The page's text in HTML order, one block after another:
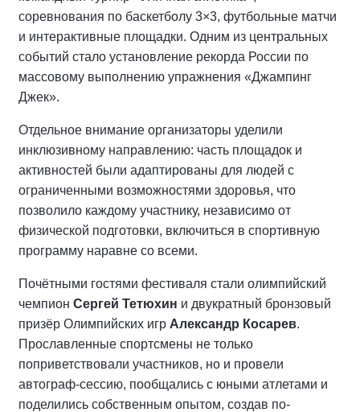
соревнования по баскетболу 3×3, футбольные матчи
и интерактивные площадки. Одним из центральных
событий стало установление рекорда России по
массовому выполнению упражнения «Джампинг
Джек».
Отдельное внимание организаторы уделили
инклюзивному направлению: часть площадок и
активностей были адаптированы для людей с
ограниченными возможностями здоровья, что
позволило каждому участнику, независимо от
физической подготовки, включиться в спортивную
программу наравне со всеми.
Почётными гостями фестиваля стали олимпийский
чемпион Сергей Тетюхин и двукратный бронзовый
призёр Олимпийских игр Александр Косарев.
Прославленные спортсмены не только
поприветствовали участников, но и провели
автограф-сессию, пообщались с юными атлетами и
поделились собственным опытом, создав по-